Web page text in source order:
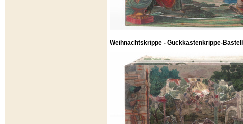
Weihnachtskrippe - Guckkastenkrippe-